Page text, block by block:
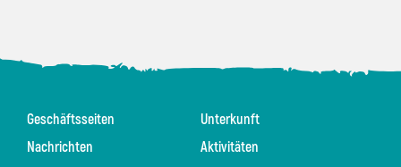
Geschäftsseiten
Nachrichten
Unterkunft
Aktivitäten